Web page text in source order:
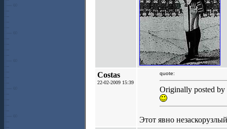
Costas
22-02-2009 15:39
quote:
Originally posted
Этот явно